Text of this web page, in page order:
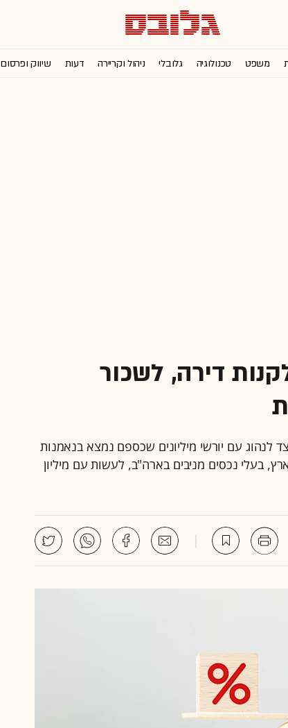
משפט טכנולוגיה גלובלי ניהול וקריירה דעות שיווק ופרסום
דירה, לשכור
לנהוג עם יורשי מיליונים שכספם נמצא בנאמנות
בעלי נכסים מניבים בארה"ב, לעשות עם מיליון